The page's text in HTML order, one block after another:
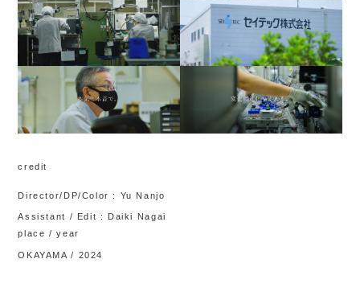
credit
Director/DP/Color : Yu Nanjo
Assistant / Edit : Daiki Nagai
place / year
OKAYAMA / 2024